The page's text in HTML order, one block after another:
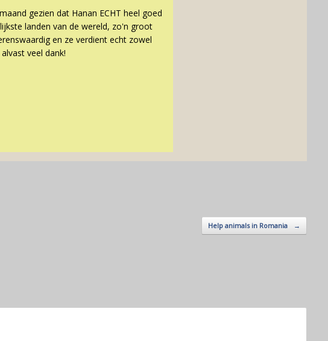
gezien dat Hanan ECHT heel goed
landen van de wereld, zo'n groot
en ze verdient echt zowel
veel dank!
Help animals in Romania →